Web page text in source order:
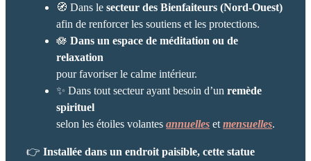
🧭 Dans lesecteur des Bienfaiteurs (Nord-Ouest)
afin de renforcer les soutiens et les protections.
🪷Dans un espace de méditation ou de
relaxation
pour favoriser le calme intérieur.
✨ Dans tout secteur ayant besoin d’unremède
spirituel
selon les étoiles volantesannuelles etmensuelles.
👉 Installée dans un endroit paisible, cette statue